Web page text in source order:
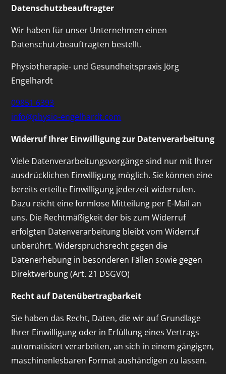
Datenschutzbeauftragter
Wir haben für unser Unternehmen einen
Datenschutzbeauftragten bestellt.
Physiotherapie- und Gesundheitspraxis Jörg
Engelhardt
09851 6393
info@physio-engelhardt.com
Widerruf Ihrer Einwilligung zur Datenverarbeitung
Viele Datenverarbeitungsvorgänge sind nur mit Ihrer
ausdrücklichen Einwilligung möglich. Sie können eine
bereits erteilte Einwilligung jederzeit widerrufen.
Dazu reicht eine formlose Mitteilung per E-Mail an
uns. Die Rechtmäßigkeit der bis zum Widerruf
erfolgten Datenverarbeitung bleibt vom Widerruf
unberührt. Widerspruchsrecht gegen die
Datenerhebung in besonderen Fällen sowie gegen
Direktwerbung (Art. 21 DSGVO)
Recht auf Datenübertragbarkeit
Sie haben das Recht, Daten, die wir auf Grundlage
Ihrer Einwilligung oder in Erfüllung eines Vertrags
automatisiert verarbeiten, an sich in einem gängigen,
maschinenlesbaren Format aushändigen zu lassen.